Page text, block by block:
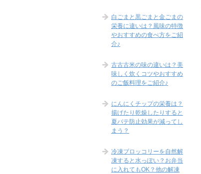
白ごまと黒ごまと金ごまの
栄養に違いは？風味の特徴
やおすすめの食べ方をご紹
介♪
古古古米の味の違いは？美
味しく炊くコツやおすすめ
のご飯料理をご紹介♪
にんにくチップの栄養は？
揚げたり乾燥したりすると
夏バテ防止効果が減ってし
まう？
冷凍ブロッコリーを自然解
凍すると水っぽい？お弁当
に入れてもOK？他の解凍